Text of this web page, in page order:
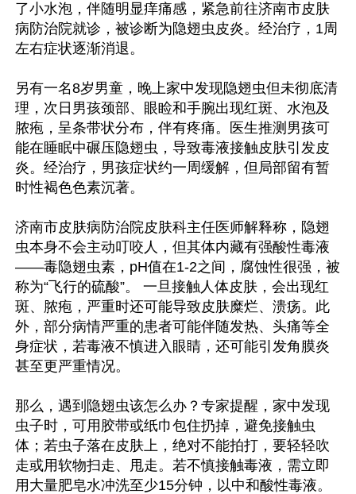
了小水泡，伴随明显痒痛感，紧急前往济南市皮肤
病防治院就诊，被诊断为隐翅虫皮炎。经治疗，1周
左右症状逐渐消退。
另有一名8岁男童，晚上家中发现隐翅虫但未彻底清
理，次日男孩颈部、眼睑和手腕出现红斑、水泡及
脓疱，呈条带状分布，伴有疼痛。医生推测男孩可
能在睡眠中碾压隐翅虫，导致毒液接触皮肤引发皮
炎。经治疗，男孩症状约一周缓解，但局部留有暂
时性褐色色素沉著。
济南市皮肤病防治院皮肤科主任医师解释称，隐翅
虫本身不会主动叮咬人，但其体内藏有强酸性毒液
——毒隐翅虫素，pH值在1-2之间，腐蚀性很强，被
称为“飞行的硫酸”。 一旦接触人体皮肤，会出现红
斑、脓疱，严重时还可能导致皮肤糜烂、溃疡。此
外，部分病情严重的患者可能伴随发热、头痛等全
身症状，若毒液不慎进入眼睛，还可能引发角膜炎
甚至更严重情况。
那么，遇到隐翅虫该怎么办？专家提醒，家中发现
虫子时，可用胶带或纸巾包住扔掉，避免接触虫
体；若虫子落在皮肤上，绝对不能拍打，要轻轻吹
走或用软物扫走、甩走。若不慎接触毒液，需立即
用大量肥皂水冲洗至少15分钟，以中和酸性毒液。